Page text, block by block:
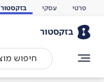
פרטי עסקי בזקסטור
בזקסטור